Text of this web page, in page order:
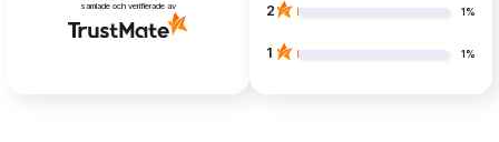
samlade och verifierade av 2 1%
1 1%